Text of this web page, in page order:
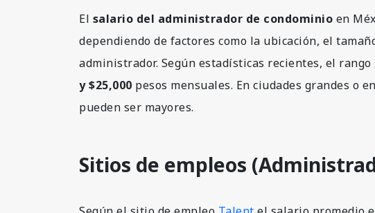
El salario del administrador de condominio en
dependiendo de factores como la ubicación, el
administrador. Según estadísticas recientes, el
y $25,000 pesos mensuales. En ciudades grandes o
pueden ser mayores.
Sitios de empleos